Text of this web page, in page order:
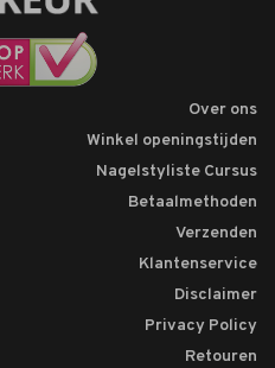
Over ons
Winkel openingstijden
Nagelstyliste Cursus
Betaalmethoden
Verzenden
Klantenservice
Disclaimer
Privacy Policy
Retouren